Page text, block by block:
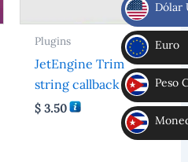
Plugins
JetEngine Trim
string callback
$ 3.50
$
Dólar
€
Euro
CUP
Peso
MLC